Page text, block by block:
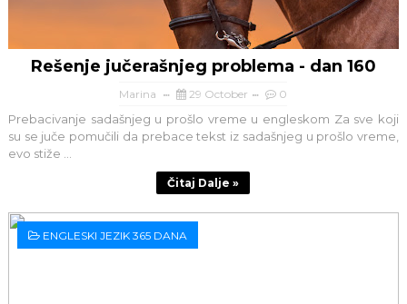
Rešenje jučerašnjeg problema - dan 160
Marina 29 October 0
Prebacivanje sadašnjeg u prošlo vreme u engleskom Za sve koji
su se juče pomučili da prebace tekst iz sadašnjeg u prošlo vreme,
evo stiže ...
Čitaj Dalje »
ENGLESKI JEZIK 365 DANA